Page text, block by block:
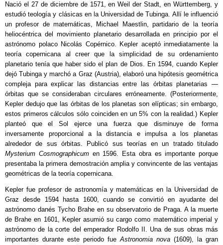
Nació el 27 de diciembre de 1571, en Weil der Stadt, en Württemberg, y
estudió teología y clásicas en la Universidad de Tubinga. Allí le influenció
un profesor de matemáticas, Michael Maestlin, partidario de la teoría
heliocéntrica del movimiento planetario desarrollada en principio por el
astrónomo polaco Nicolás Copérnico. Kepler aceptó inmediatamente la
teoría copernicana al creer que la simplicidad de su ordenamiento
planetario tenía que haber sido el plan de Dios. En 1594, cuando Kepler
dejó Tubinga y marchó a Graz (Austria), elaboró una hipótesis geométrica
compleja para explicar las distancias entre las órbitas planetarias —
órbitas que se consideraban circulares erróneamente. (Posteriormente,
Kepler dedujo que las órbitas de los planetas son elípticas; sin embargo,
estos primeros cálculos sólo coinciden en un 5% con la realidad.) Kepler
planteó que el Sol ejerce una fuerza que disminuye de forma
inversamente proporcional a la distancia e impulsa a los planetas
alrededor de sus órbitas. Publicó sus teorías en un tratado titulado
Mysterium Cosmographicumen 1596. Esta obra es importante porque
presentaba la primera demostración amplia y convincente de las ventajas
geométricas de la teoría copernicana.
Kepler fue profesor de astronomía y matemáticas en la Universidad de
Graz desde 1594 hasta 1600, cuando se convirtió en ayudante del
astrónomo danés Tycho Brahe en su observatorio de Praga. A la muerte
de Brahe en 1601, Kepler asumió su cargo como matemático imperial y
astrónomo de la corte del emperador Rodolfo II. Una de sus obras más
importantes durante este periodo fueAstronomia nova (1609), la gran